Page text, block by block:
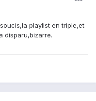
playlist en triple,et
disparu,bizarre.